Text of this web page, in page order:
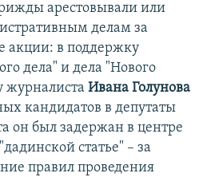
арестовывали или
делам за
акции: в поддержку
дела" и дела "Нового
журналиста Ивана Голунова
кандидатов в депутаты
он был задержан в центре
статье" – за
правил проведения